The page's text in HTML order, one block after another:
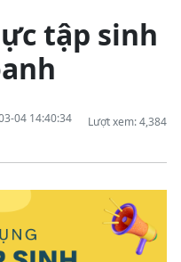
tập sinh
Lượt xem: 4,384
04 14:40:34